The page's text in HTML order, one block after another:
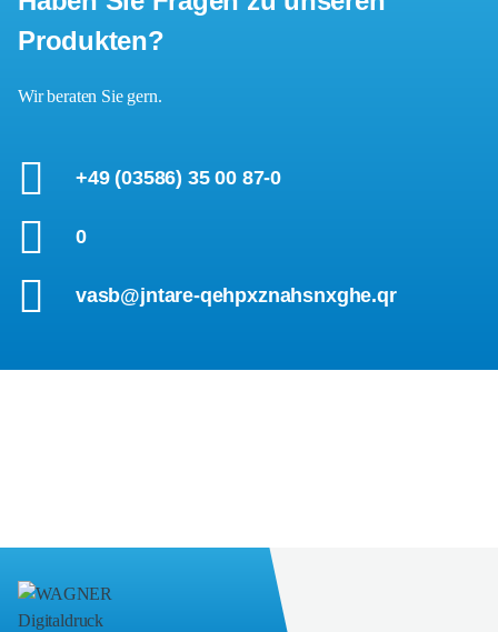
Produkten?
Wir beraten Sie gern.
+49 (03586) 35 00 87-0
0
vasb@jntare-qehpxznahsnxghe.qr